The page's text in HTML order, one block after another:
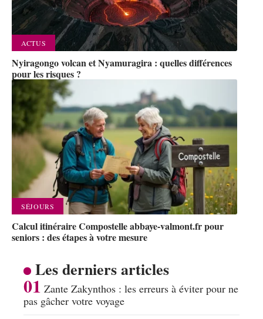
ACTUS
Nyiragongo volcan et Nyamuragira : quelles différences
pour les risques ?
SÉJOURS
Calcul itinéraire Compostelle abbaye-valmont.fr pour
seniors : des étapes à votre mesure
Les derniers articles
Zante Zakynthos : les erreurs à éviter pour ne
pas gâcher votre voyage